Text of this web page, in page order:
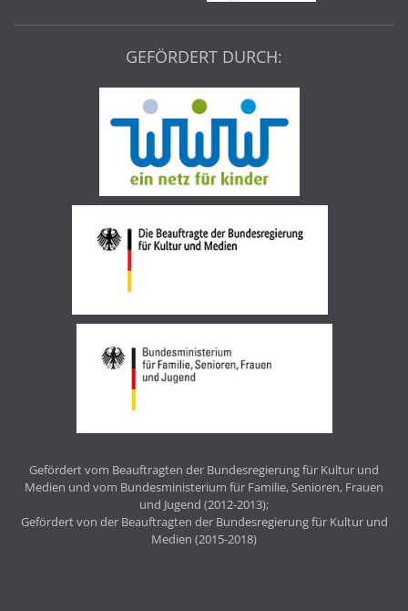
GEFÖRDERT DURCH:
Gefördert vom Beauftragten der Bundesregierung für Kultur und
Medien und vom Bundesministerium für Familie, Senioren, Frauen
und Jugend (2012-2013);
Gefördert von der Beauftragten der Bundesregierung für Kultur und
Medien (2015-2018)